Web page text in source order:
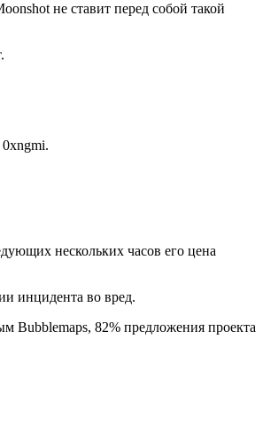
не ставит перед собой такой
нескольких часов его цена
инцидента во вред.
Bubblemaps, 82% предложения проекта